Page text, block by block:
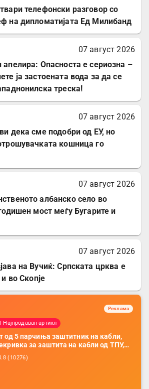
телефонски разговор со
на дипломатијата Ед Милибанд
07 август 2026
Опасноста е сериозна –
ја застоената вода за да се
треска!
07 август 2026
дека сме подобри од ЕУ, но
кошница го
07 август 2026
албанско село во
мост меѓу Бугарите и
07 август 2026
на Вучиќ: Српската црква е
во Скопје
Реклама
Најпродаван артикл
од 5 парчиња заштитник на кабли,
за заштита на кабли од ТПУ,
за заштита на кабли, без
за мобилни телефони, комплет
( 10276)